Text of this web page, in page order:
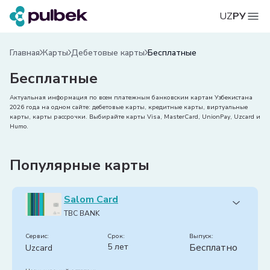
UZРУ
Главная Карты Дебетовые карты Бесплатные
Бесплатные
Актуальная информация по всем платежным банковским картам Узбекистана
2026 года на одном сайте: дебетовые карты, кредитные карты, виртуальные
карты, карты рассрочки. Выбирайте карты Visa, MasterCard, UnionPay, Uzcard и
Humo.
Популярные карты
Salom Card
TBC BANK
Сервис:
Uzcard
срок:
5 лет
Выпуск:
Бесплатно